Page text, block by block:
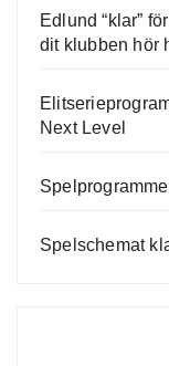
Edlund “klar”
dit klubben hör
Next Level
Spelschemat